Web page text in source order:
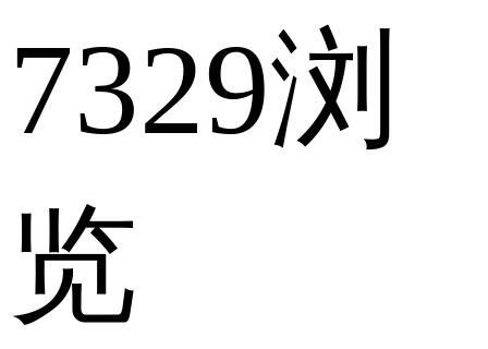
7329浏
览